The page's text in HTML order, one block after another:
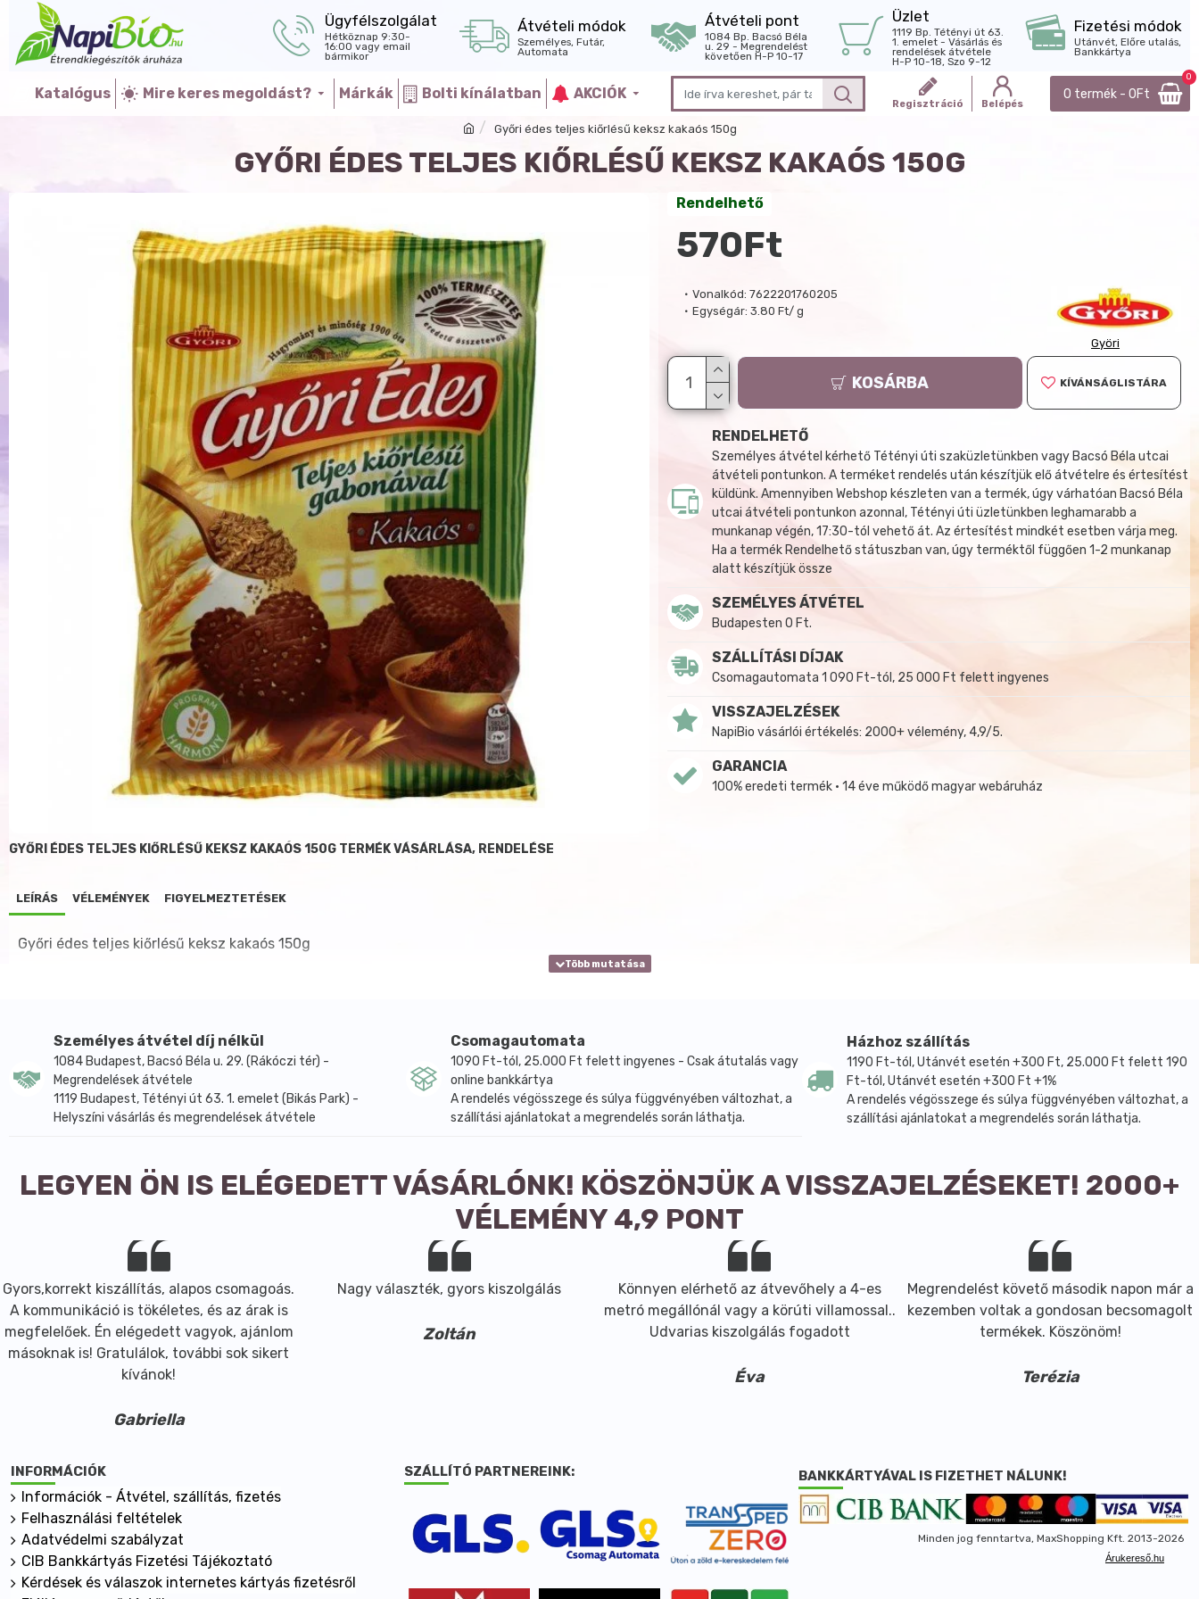
Ügyfélszolgálat
Hétköznap 9:30-
16:00 vagy email
bármikor
Átvételi módok
Személyes, Futár,
Automata
Átvételi pont
1084 Bp. Bacsó Béla
u. 29 - Megrendelést
követően H-P 10-17
Üzlet
1119 Bp. Tétényi út 63.
1. emelet - Vásárlás és
rendelések átvétele
H-P 10-18, Szo 9-12
Fizetési módok
Utánvét, Előre utalás,
Bankkártya
Katalógus Mire keres megoldást? Márkák Bolti kínálatban AKCIÓK
Regisztráció Belépés
0 termék - 0Ft
0
Győri édes teljes kiőrlésű keksz kakaós 150g
GYŐRI ÉDES TELJES KIŐRLÉSŰ KEKSZ KAKAÓS 150G
Vonalkód: 7622201760205
Egységár: 3.80 Ft/ g
Györi
Rendelhető
570Ft
KOSÁRBA KÍVÁNSÁGLISTÁRA
RENDELHETŐ
Személyes átvétel kérhető Tétényi úti szaküzletünkben vagy Bacsó Béla utcai
átvételi pontunkon. A terméket rendelés után készítjük elő átvételre és értesítést
küldünk. Amennyiben Webshop készleten van a termék, úgy várhatóan Bacsó Béla
utcai átvételi pontunkon azonnal, Tétényi úti üzletünkben leghamarabb a
munkanap végén, 17:30-tól vehető át. Az értesítést mindkét esetben várja meg.
Ha a termék Rendelhető státuszban van, úgy terméktől függően 1-2 munkanap
alatt készítjük össze
SZEMÉLYES ÁTVÉTEL
Budapesten 0 Ft.
SZÁLLÍTÁSI DÍJAK
Csomagautomata 1 090 Ft-tól, 25 000 Ft felett ingyenes
VISSZAJELZÉSEK
NapiBio vásárlói értékelés: 2000+ vélemény, 4,9/5.
GARANCIA
100% eredeti termék • 14 éve működő magyar webáruház
GYŐRI ÉDES TELJES KIŐRLÉSŰ KEKSZ KAKAÓS 150G TERMÉK VÁSÁRLÁSA, RENDELÉSE
LEÍRÁS VÉLEMÉNYEK FIGYELMEZTETÉSEK
Győri édes teljes kiőrlésű keksz kakaós 150g
Személyes átvétel díj nélkül
1084 Budapest, Bacsó Béla u. 29. (Rákóczi tér) -
Megrendelések átvétele
1119 Budapest, Tétényi út 63. 1. emelet (Bikás Park) -
Helyszíni vásárlás és megrendelések átvétele
Csomagautomata
1090 Ft-tól, 25.000 Ft felett ingyenes - Csak átutalás vagy
online bankkártya
A rendelés végösszege és súlya függvényében változhat, a
szállítási ajánlatokat a megrendelés során láthatja.
Házhoz szállítás
1190 Ft-tól, Utánvét esetén +300 Ft, 25.000 Ft felett 190
Ft-tól, Utánvét esetén +300 Ft +1%
A rendelés végösszege és súlya függvényében változhat, a
szállítási ajánlatokat a megrendelés során láthatja.
LEGYEN ÖN IS ELÉGEDETT VÁSÁRLÓNK! KÖSZÖNJÜK A VISSZAJELZÉSEKET! 2000+
VÉLEMÉNY 4,9 PONT
Gyors,korrekt kiszállítás, alapos csomagoás.
A kommunikáció is tökéletes, és az árak is
megfelelőek. Én elégedett vagyok, ajánlom
másoknak is! Gratulálok, további sok sikert
kívánok!
Gabriella
Nagy választék, gyors kiszolgálás
Zoltán
Könnyen elérhető az átvevőhely a 4-es
metró megállónál vagy a körúti villamossal..
Udvarias kiszolgálás fogadott
Éva
Megrendelést követő második napon már a
kezemben voltak a gondosan becsomagolt
termékek. Köszönöm!
Terézia
INFORMÁCIÓK
Információk - Átvétel, szállítás, fizetés
Felhasználási feltételek
Adatvédelmi szabályzat
CIB Bankkártyás Fizetési Tájékoztató
Kérdések és válaszok internetes kártyás fizetésről
SZÁLLÍTÓ PARTNEREINK: BANKKÁRTYÁVAL IS FIZETHET NÁLUNK!
Minden jog fenntartva, MaxShopping Kft. 2013-2026
Árukereső.hu